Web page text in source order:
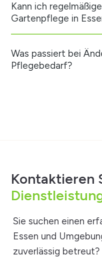
Kann ich
Gartenpflege in
Was passiert bei
Pflegebedarf?
Kontaktieren
Sie suchen einen
Essen und
zuverlässig